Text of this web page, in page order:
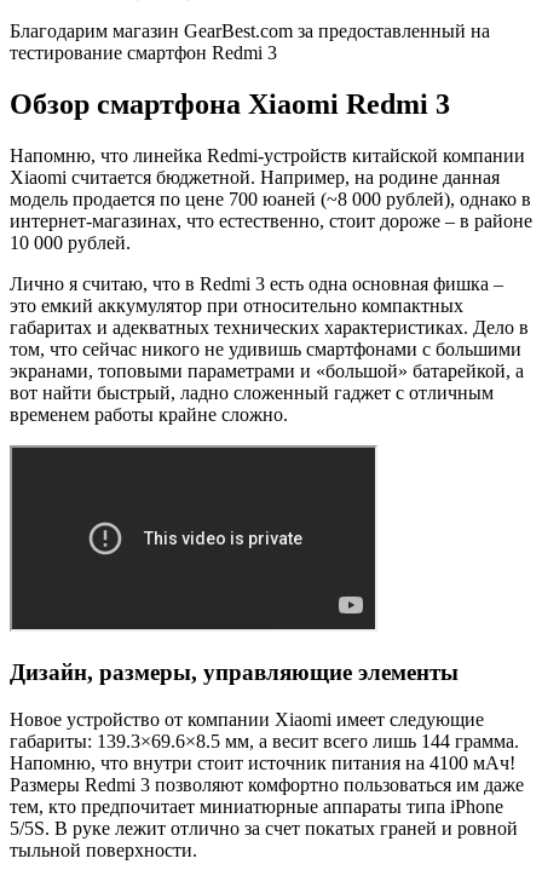
Благодарим магазин GearBest.com за предоставленный на
тестирование смартфон Redmi 3
Обзор смартфона Xiaomi Redmi 3
Напомню, что линейка Redmi-устройств китайской компании
Xiaomi считается бюджетной. Например, на родине данная
модель продается по цене 700 юаней (~8 000 рублей), однако в
интернет-магазинах, что естественно, стоит дороже – в районе
10 000 рублей.
Лично я считаю, что в Redmi 3 есть одна основная фишка –
это емкий аккумулятор при относительно компактных
габаритах и адекватных технических характеристиках. Дело в
том, что сейчас никого не удивишь смартфонами с большими
экранами, топовыми параметрами и «большой» батарейкой, а
вот найти быстрый, ладно сложенный гаджет с отличным
временем работы крайне сложно.
Дизайн, размеры, управляющие элементы
Новое устройство от компании Xiaomi имеет следующие
габариты: 139.3×69.6×8.5 мм, а весит всего лишь 144 грамма.
Напомню, что внутри стоит источник питания на 4100 мАч!
Размеры Redmi 3 позволяют комфортно пользоваться им даже
тем, кто предпочитает миниатюрные аппараты типа iPhone
5/5S. В руке лежит отлично за счет покатых граней и ровной
тыльной поверхности.